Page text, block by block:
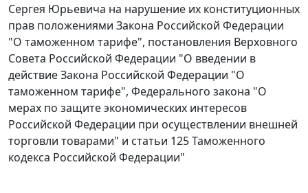
Сергея Юрьевича на нарушение их конституционных
прав положениями Закона Российской Федерации
"О таможенном тарифе", постановления Верховного
Совета Российской Федерации "О введении в
действие Закона Российской Федерации "О
таможенном тарифе", Федерального закона "О
мерах по защите экономических интересов
Российской Федерации при осуществлении внешней
торговли товарами" и статьи 125 Таможенного
кодекса Российской Федерации"